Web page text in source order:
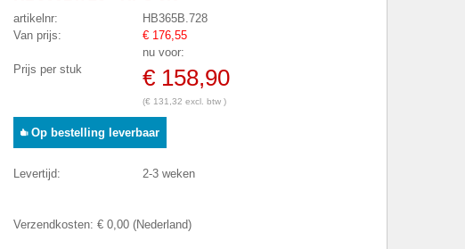
artikelnr:
HB365B.728
Van prijs:
€ 176,55
nu voor:
Prijs per stuk
€ 158,90
(€ 131,32 excl. btw )
Op bestelling leverbaar
Levertijd: 2-3 weken
Verzendkosten: € 0,00 (Nederland)